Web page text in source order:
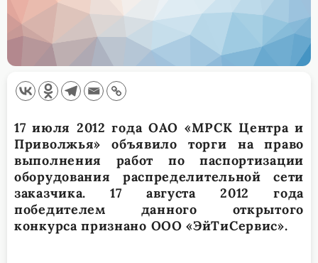
17 июля 2012 года ОАО «МРСК Центра и
Приволжья» объявило торги на право
выполнения работ по паспортизации
оборудования распределительной сети
заказчика. 17 августа 2012 года
победителем данного открытого
конкурса признано ООО «ЭйТиСервис».